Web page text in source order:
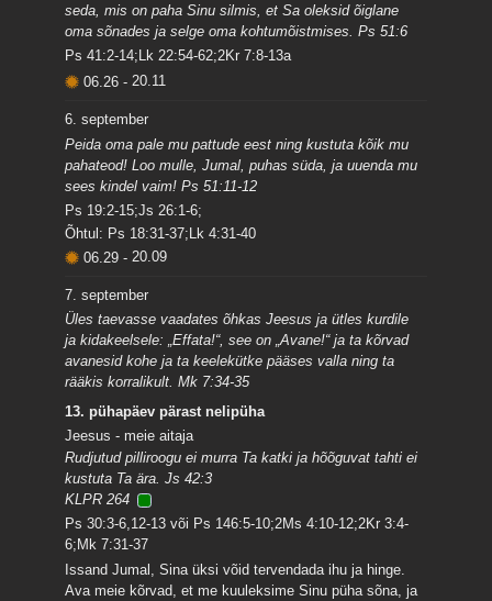
seda, mis on paha Sinu silmis, et Sa oleksid õiglane
oma sõnades ja selge oma kohtumõistmises. Ps 51:6
Ps 41:2-14;Lk 22:54-62;2Kr 7:8-13a
06.26-20.11
6. september
Peida oma pale mu pattude eest ning kustuta kõik mu
pahateod! Loo mulle, Jumal, puhas süda, ja uuenda mu
sees kindel vaim! Ps 51:11-12
Ps 19:2-15;Js 26:1-6;
Õhtul: Ps 18:31-37;Lk 4:31-40
06.29-20.09
7. september
Üles taevasse vaadates õhkas Jeesus ja ütles kurdile
ja kidakeelsele: „Effata!“, see on „Avane!“ ja ta kõrvad
avanesid kohe ja ta keelekütke pääses valla ning ta
rääkis korralikult. Mk 7:34-35
13. pühapäev pärast nelipüha
Jeesus - meie aitaja
Rudjutud pilliroogu ei murra Ta katki ja hõõguvat tahti ei
kustuta Ta ära. Js 42:3
KLPR 264
Ps 30:3-6,12-13 või Ps 146:5-10;2Ms 4:10-12;2Kr 3:4-
6;Mk 7:31-37
Issand Jumal, Sina üksi võid tervendada ihu ja hinge.
Ava meie kõrvad, et me kuuleksime Sinu püha sõna, ja